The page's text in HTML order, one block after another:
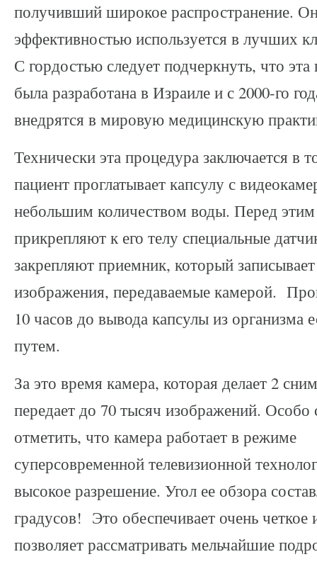
получивший широкое распространение.
эффективностью используется в лучших
С гордостью следует подчеркнуть, что
была разработана в Израиле и с 2000-го
внедрятся в мировую медицинскую
Технически эта процедура заключается в
пациент проглатывает капсулу с
небольшим количеством воды. Перед этим
прикрепляют к его телу специальные
закрепляют приемник, который
изображения, передаваемые камерой.
10 часов до вывода капсулы из организма
путем.
За это время камера, которая делает 2
передает до 70 тысяч изображений. Особо
отметить, что камера работает в режиме
суперсовременной телевизионной
высокое разрешение. Угол ее обзора
градусов! Это обеспечивает очень четкое
позволяет рассматривать мельчайшие